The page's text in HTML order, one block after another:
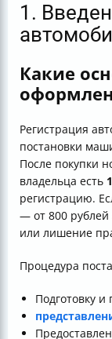
1.
Какие
Регистрация
постановки
После покупки
владельца есть
регистрацию.
— от 800 рублей
или лишение
Процедура
Подготовку и